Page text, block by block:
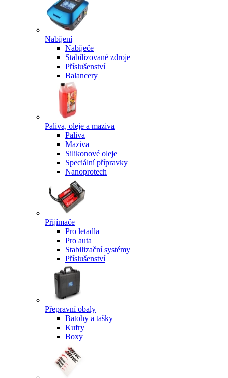
Nabíjení
Nabíječe
Stabilizované zdroje
Příslušenství
Balancery
Paliva, oleje a maziva
Paliva
Maziva
Silikonové oleje
Speciální přípravky
Nanoprotech
Přijímače
Pro letadla
Pro auta
Stabilizační systémy
Příslušenství
Přepravní obaly
Batohy a tašky
Kufry
Boxy